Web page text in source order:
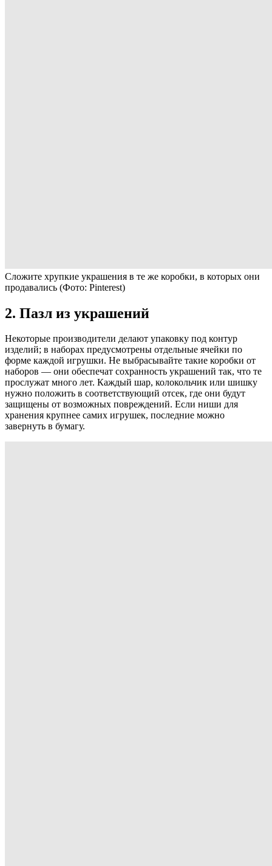
Сложите хрупкие украшения в те же коробки, в которых они
продавались (Фото: Pinterest)
2. Пазл из украшений
Некоторые производители делают упаковку под контур
изделий; в наборах предусмотрены отдельные ячейки по
форме каждой игрушки. Не выбрасывайте такие коробки от
наборов — они обеспечат сохранность украшений так, что те
прослужат много лет. Каждый шар, колокольчик или шишку
нужно положить в соответствующий отсек, где они будут
защищены от возможных повреждений. Если ниши для
хранения крупнее самих игрушек, последние можно
завернуть в бумагу.